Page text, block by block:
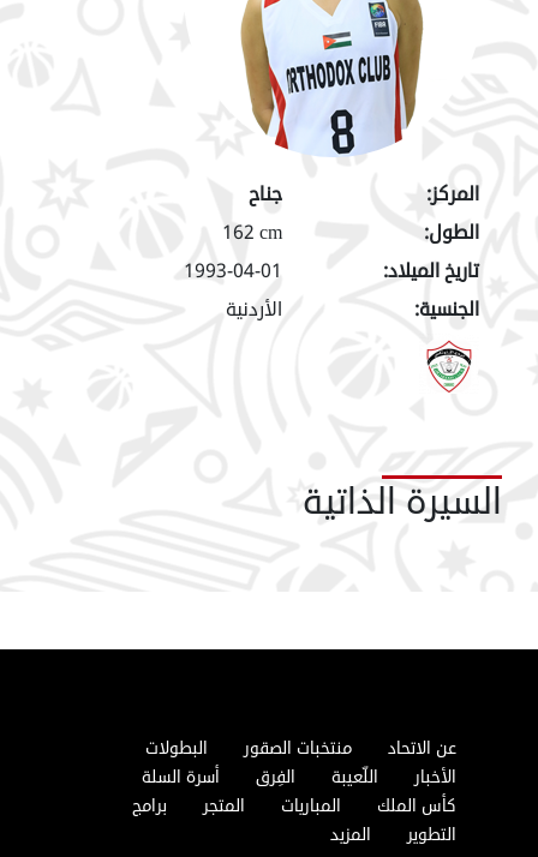
المركز:
جناح
الطول:
162 cm
تاريخ الميلاد:
1993-04-01
الجنسية:
الأردنية
السيرة الذاتية
عن الاتحاد منتخبات الصقور
البطولات
الأخبار
اللّعيبة الفِرق
أسرة السلة
كأس الملك
المباريات المتجر
برامج
التطوير
المزيد